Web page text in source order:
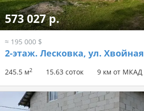
573 027 р.
≈ 195 000 $
2-этаж. Лесковка, ул. Хвойная
245.5 м2 15.63 соток 9 км от МКАД